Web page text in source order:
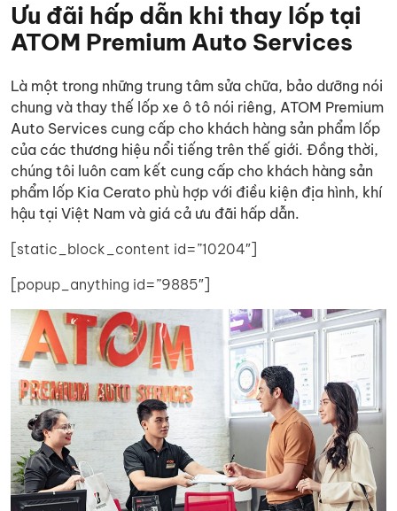
Ưu đãi hấp dẫn khi thay lốp tại
ATOM Premium Auto Services
Là một trong những trung tâm sửa chữa, bảo dưỡng nói
chung và thay thế lốp xe ô tô nói riêng, ATOM Premium
Auto Services cung cấp cho khách hàng sản phẩm lốp
của các thương hiệu nổi tiếng trên thế giới. Đồng thời,
chúng tôi luôn cam kết cung cấp cho khách hàng sản
phẩm lốp Kia Cerato phù hợp với điều kiện địa hình, khí
hậu tại Việt Nam và giá cả ưu đãi hấp dẫn.
[static_block_content id=”10204″]
[popup_anything id=”9885″]